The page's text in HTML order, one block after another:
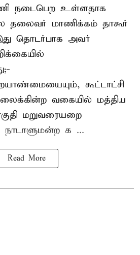
நடைபெற உள்ளதாக
தலைவர் மாணிக்கம் தாகூர்
தொடர்பாக அவர்
கூட்டாட்சி
வகையில் மத்திய
மறுவரையறை
க ...
Read More